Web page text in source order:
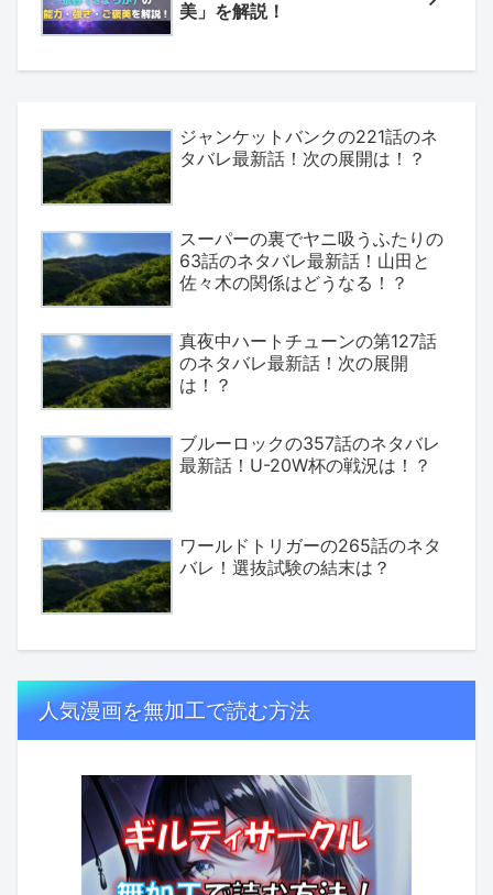
美」を解説！
ジャンケットバンクの221話のネ
タバレ最新話！次の展開は！？
スーパーの裏でヤニ吸うふたりの
63話のネタバレ最新話！山田と
佐々木の関係はどうなる！？
真夜中ハートチューンの第127話
のネタバレ最新話！次の展開
は！？
ブルーロックの357話のネタバレ
最新話！U-20W杯の戦況は！？
ワールドトリガーの265話のネタ
バレ！選抜試験の結末は？
人気漫画を無加工で読む方法